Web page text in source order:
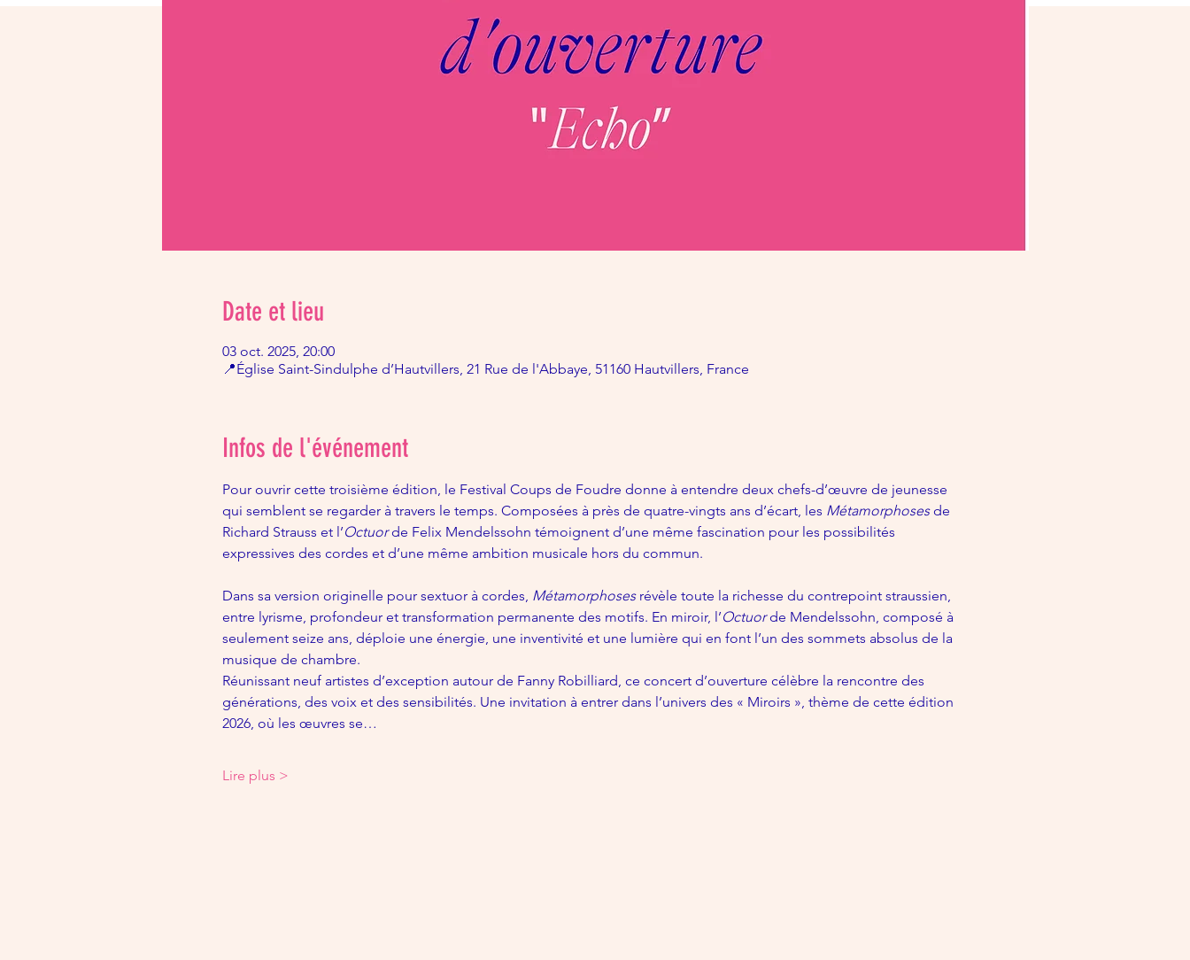
Date et lieu
03 oct. 2025, 20:00
📍Église Saint-Sindulphe d’Hautvillers, 21 Rue de l'Abbaye, 51160 Hautvillers, France
Infos de l'événement
Pour ouvrir cette troisième édition, le Festival Coups de Foudre donne à entendre deux chefs-d’œuvre de jeunesse
qui semblent se regarder à travers le temps. Composées à près de quatre-vingts ans d’écart, les Métamorphoses de
Richard Strauss et l’Octuor de Felix Mendelssohn témoignent d’une même fascination pour les possibilités
expressives des cordes et d’une même ambition musicale hors du commun.
Dans sa version originelle pour sextuor à cordes, Métamorphoses révèle toute la richesse du contrepoint straussien,
entre lyrisme, profondeur et transformation permanente des motifs. En miroir, l’Octuor de Mendelssohn, composé à
seulement seize ans, déploie une énergie, une inventivité et une lumière qui en font l’un des sommets absolus de la
musique de chambre.
Réunissant neuf artistes d’exception autour de Fanny Robilliard, ce concert d’ouverture célèbre la rencontre des
générations, des voix et des sensibilités. Une invitation à entrer dans l’univers des « Miroirs », thème de cette édition
2026, où les œuvres se…
Lire plus >